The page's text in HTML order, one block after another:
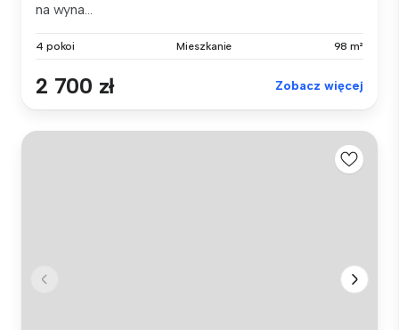
na wyna...
4 pokoi Mieszkanie 98 m²
2 700 zł Zobacz więcej